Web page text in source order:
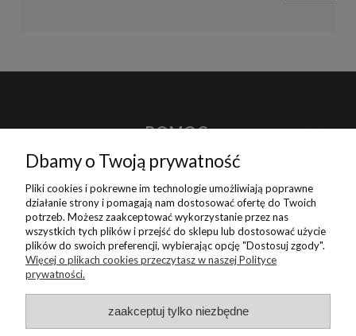
POMOC
PŁATNOŚCI I DOSTAWA
O NAS
Dbamy o Twoją prywatność
Pliki cookies i pokrewne im technologie umożliwiają poprawne
działanie strony i pomagają nam dostosować ofertę do Twoich
potrzeb. Możesz zaakceptować wykorzystanie przez nas
wszystkich tych plików i przejść do sklepu lub dostosować użycie
plików do swoich preferencji, wybierając opcję "Dostosuj zgody".
Więcej o plikach cookies przeczytasz w naszej Polityce
prywatności.
zaakceptuj tylko niezbędne